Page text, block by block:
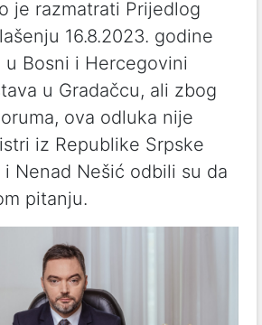
je razmatrati Prijedlog
16.8.2023. godine
u Bosni i Hercegovini
u Gradačcu, ali zbog
ova odluka nije
iz Republike Srpske
i Nenad Nešić odbili su da
pitanju.